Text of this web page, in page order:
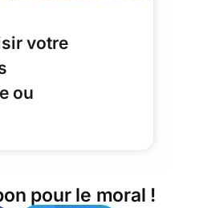
votre
ou
pour le moral !